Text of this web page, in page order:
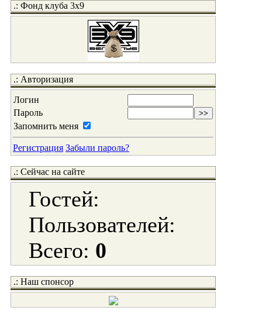
.: Фонд клуба 3x9
.: Авторизация
Логин
Пароль
Запомнить меня
Регистрация Забыли пароль?
.: Сейчас на сайте
Гостей:
Пользователей:
Всего: 0
.: Наш спонсор